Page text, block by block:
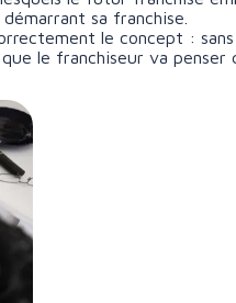
sa franchise.
le concept :
le franchiseur va penser